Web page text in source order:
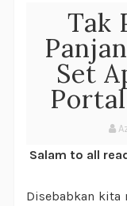
Tak
Set
Salam to all
Disebabkan kita